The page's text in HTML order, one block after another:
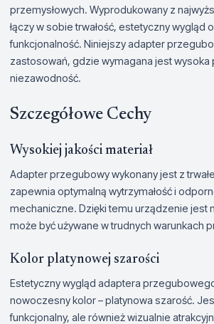
przemysłowych. Wyprodukowany z
łączy w sobie trwałość, estetyczny wygląd
funkcjonalność. Niniejszy adapter
zastosowań, gdzie wymagana jest wysoka
niezawodność.
Szczegółowe Cechy
Wysokiej jakości materiał
Adapter przegubowy wykonany jest z
zapewnia optymalną wytrzymałość i
mechaniczne. Dzięki temu urządzenie jest
może być używane w trudnych warunkach
Kolor platynowej szarości
Estetyczny wygląd adaptera
nowoczesny kolor – platynowa szarość.
funkcjonalny, ale również wizualnie